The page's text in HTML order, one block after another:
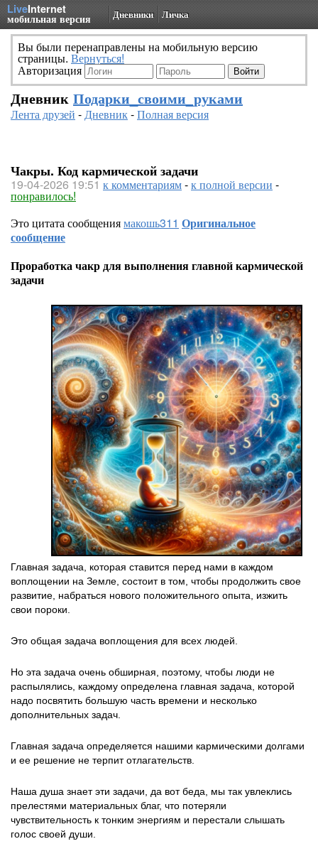
LiveInternet
мобильная версия Дневники Личка
Вы были перенаправлены на мобильную версию
страницы. Вернуться!
Авторизация
Дневник Подарки_своими_руками
Лента друзей -Дневник-Полная версия
Чакры. Код кармической задачи
19-04-2026 19:51 к комментариям-к полной версии -
понравилось!
Это цитата сообщениямакошь311 Оригинальное
сообщение
Проработка чакр для выполнения главной кармической
задачи
Главная задача, которая ставится перед нами в каждом
воплощении на Земле, состоит в том, чтобы продолжить свое
развитие, набраться нового положительного опыта, изжить
свои пороки.
Это общая задача воплощения для всех людей.
Но эта задача очень обширная, поэтому, чтобы люди не
распылялись, каждому определена главная задача, которой
надо посвятить большую часть времени и несколько
дополнительных задач.
Главная задача определяется нашими кармическими долгами
и ее решение не терпит отлагательств.
Наша душа знает эти задачи, да вот беда, мы так увлеклись
прелестями материальных благ, что потеряли
чувствительность к тонким энергиям и перестали слышать
голос своей души.